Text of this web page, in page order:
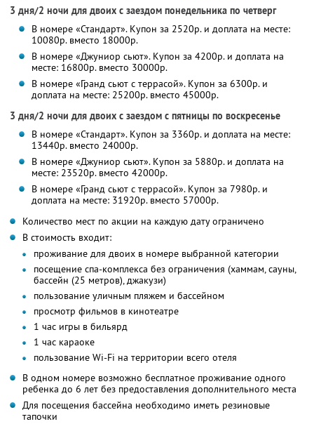
3 дня/2 ночи для двоих с заездом понедельника по четверг
В номере «Стандарт». Купон за 2520р. и доплата на месте:
10080р. вместо 18000р.
В номере «Джуниор сьют». Купон за 4200р. и доплата на
месте: 16800р. вместо 30000р.
В номере «Гранд сьют с террасой». Купон за 6300р. и
доплата на месте: 25200р. вместо 45000р.
3 дня/2 ночи для двоих с заездом с пятницы по воскресенье
В номере «Стандарт». Купон за 3360р. и доплата на месте:
13440р. вместо 24000р.
В номере «Джуниор сьют». Купон за 5880р. и доплата на
месте: 23520р. вместо 42000р.
В номере «Гранд сьют с террасой». Купон за 7980р. и
доплата на месте: 31920р. вместо 57000р.
Количество мест по акции на каждую дату ограничено
В стоимость входит:
проживание для двоих в номере выбранной категории
посещение спа-комплекса без ограничения (хаммам, сауны,
бассейн (25 метров), джакузи)
пользование уличным пляжем и бассейном
просмотр фильмов в кинотеатре
1 час игры в бильярд
1 час караоке
пользование Wi-Fi на территории всего отеля
В одном номере возможно бесплатное проживание одного
ребенка до 6 лет без предоставления дополнительного места
Для посещения бассейна необходимо иметь резиновые
тапочки